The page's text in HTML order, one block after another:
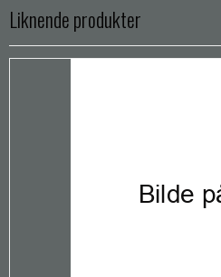
Liknende produkter